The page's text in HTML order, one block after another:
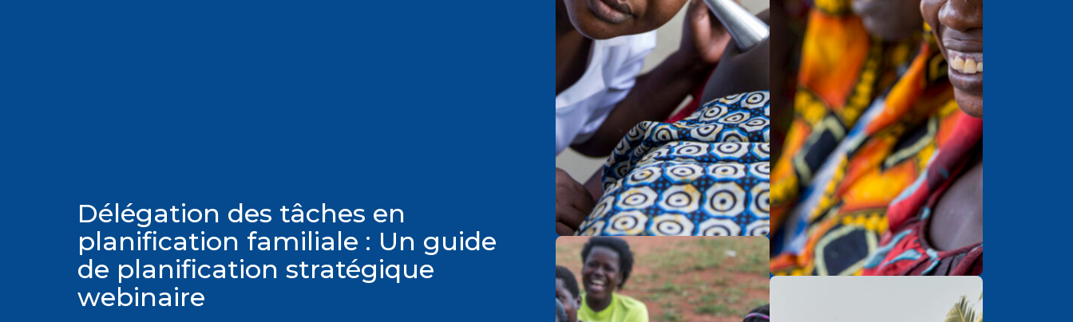
Délégation des tâches en
planification familiale : Un guide
de planification stratégique
webinaire